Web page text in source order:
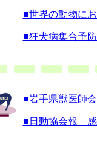
■世界の動物に
■狂犬病集合予
■岩手県獣医師
■日動協会報 感